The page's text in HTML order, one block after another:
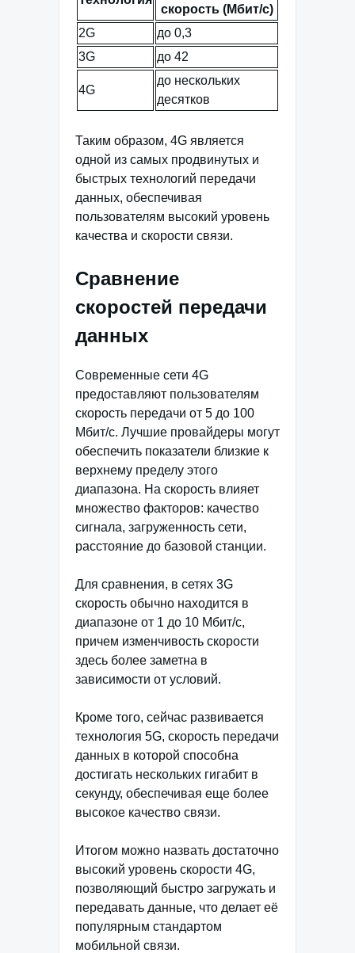
скорость (Мбит/с)
2G
до 0,3
3G
до 42
4G
до нескольких
десятков
Таким образом, 4G является
одной из самых продвинутых и
быстрых технологий передачи
данных, обеспечивая
пользователям высокий уровень
качества и скорости связи.
Сравнение
скоростей передачи
данных
Современные сети 4G
предоставляют пользователям
скорость передачи от 5 до 100
Мбит/с. Лучшие провайдеры могут
обеспечить показатели близкие к
верхнему пределу этого
диапазона. На скорость влияет
множество факторов: качество
сигнала, загруженность сети,
расстояние до базовой станции.
Для сравнения, в сетях 3G
скорость обычно находится в
диапазоне от 1 до 10 Мбит/с,
причем изменчивость скорости
здесь более заметна в
зависимости от условий.
Кроме того, сейчас развивается
технология 5G, скорость передачи
данных в которой способна
достигать нескольких гигабит в
секунду, обеспечивая еще более
высокое качество связи.
Итогом можно назвать достаточно
высокий уровень скорости 4G,
позволяющий быстро загружать и
передавать данные, что делает её
популярным стандартом
мобильной связи.